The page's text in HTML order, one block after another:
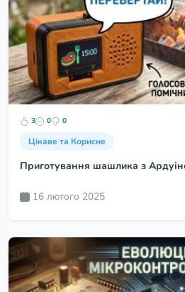
3 0 0
Цікаве та Корисне
Приготування шашлика з
16 лютого 2025